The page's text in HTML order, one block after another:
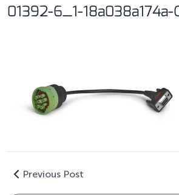
01392-6_1-18a038a174a-
Previous Post